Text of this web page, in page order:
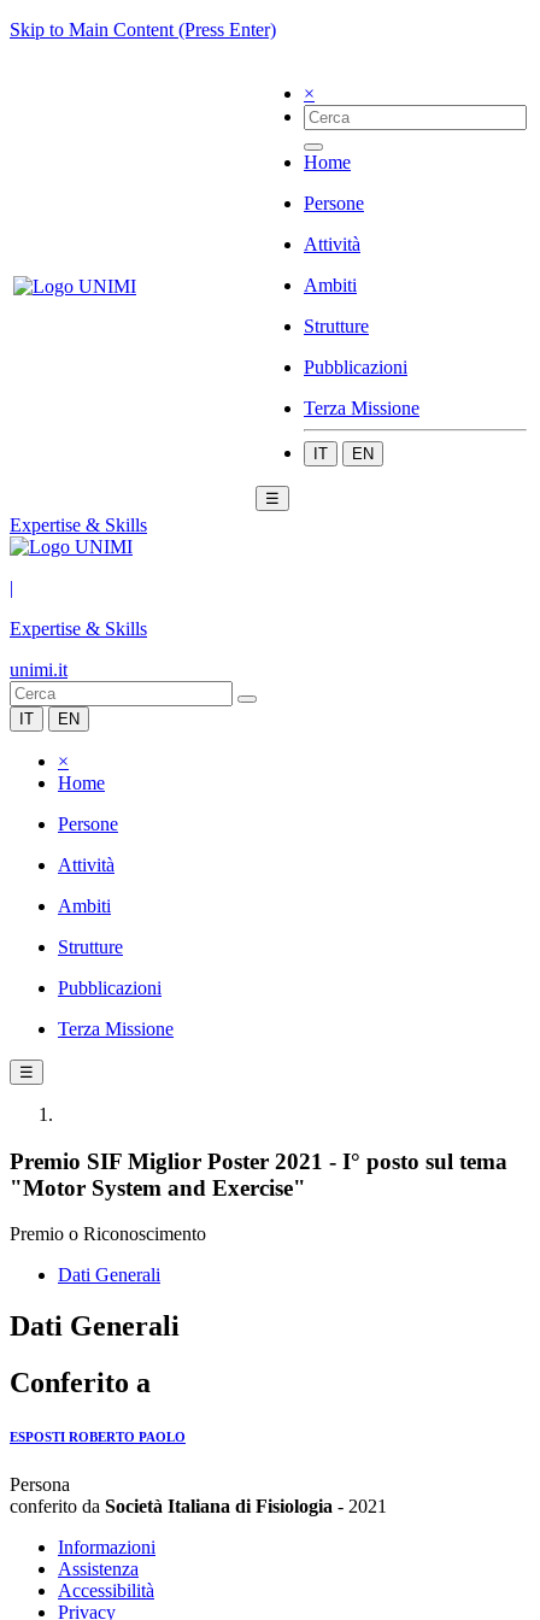
Skip to Main Content (Press Enter)
×
Home
Persone
Attività
Ambiti
Strutture
Pubblicazioni
Terza Missione
IT EN
☰
Expertise & Skills
|
Expertise & Skills
unimi.it
IT EN
×
Home
Persone
Attività
Ambiti
Strutture
Pubblicazioni
Terza Missione
☰
Premio SIF Miglior Poster 2021 - I° posto sul tema
"Motor System and Exercise"
Premio o Riconoscimento
Dati Generali
Dati Generali
Conferito a
ESPOSTI ROBERTO PAOLO
Persona
conferito da Società Italiana di Fisiologia - 2021
Informazioni
Assistenza
Accessibilità
Privacy